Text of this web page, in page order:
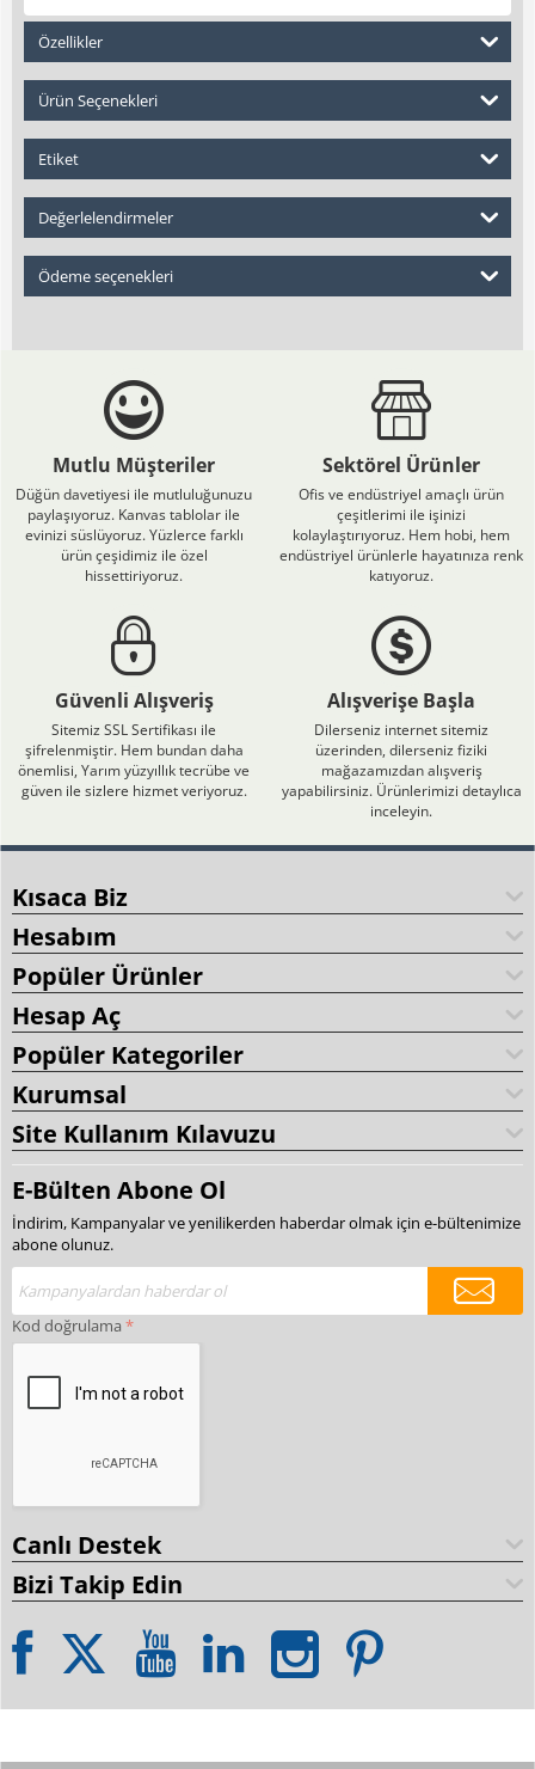
Özellikler
Ürün Seçenekleri
Etiket
Değerlelendirmeler
Ödeme seçenekleri
Mutlu Müşteriler
Düğün davetiyesi ile mutluluğunuzu
paylaşıyoruz. Kanvas tablolar ile
evinizi süslüyoruz. Yüzlerce farklı
ürün çeşidimiz ile özel
hissettiriyoruz.
Sektörel Ürünler
Ofis ve endüstriyel amaçlı ürün
çeşitlerimi ile işinizi
kolaylaştırıyoruz. Hem hobi, hem
endüstriyel ürünlerle hayatınıza renk
katıyoruz.
Güvenli Alışveriş
Sitemiz SSL Sertifikası ile
şifrelenmiştir. Hem bundan daha
önemlisi, Yarım yüzyıllık tecrübe ve
güven ile sizlere hizmet veriyoruz.
Alışverişe Başla
Dilerseniz internet sitemiz
üzerinden, dilerseniz fiziki
mağazamızdan alışveriş
yapabilirsiniz. Ürünlerimizi detaylıca
inceleyin.
Kısaca Biz
Hesabım
Popüler Ürünler
Hesap Aç
Popüler Kategoriler
Kurumsal
Site Kullanım Kılavuzu
E-Bülten Abone Ol
İndirim, Kampanyalar ve yenilikerden haberdar olmak için e-bültenimize
abone olunuz.
Kod doğrulama
Canlı Destek
Bizi Takip Edin